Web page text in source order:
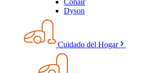
Conair
Dyson
Cuidado del Hogar